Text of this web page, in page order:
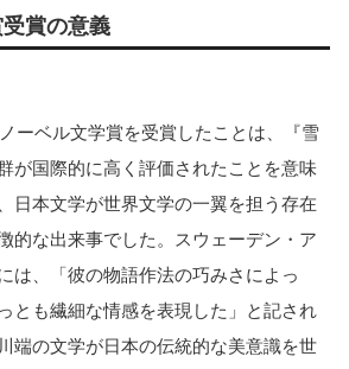
賞の意義
ーベル文学賞を受賞したことは、『雪
が国際的に高く評価されたことを意味
日本文学が世界文学の一翼を担う存在
的な出来事でした。スウェーデン・ア
は、「彼の物語作法の巧みさによっ
とも繊細な情感を表現した」と記され
端の文学が日本の伝統的な美意識を世